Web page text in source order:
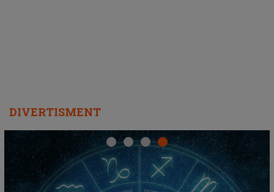
DIVERTISMENT